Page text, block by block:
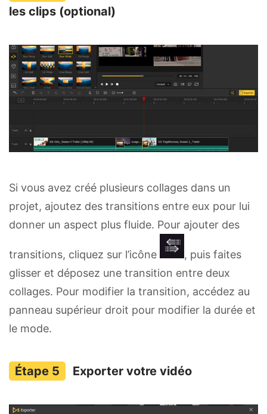
les clips (optional)
Si vous avez créé plusieurs collages dans un
projet, ajoutez des transitions entre eux pour lui
donner un aspect plus fluide. Pour ajouter des
transitions, cliquez sur l’icône
, puis faites
glisser et déposez une transition entre deux
collages. Pour modifier la transition, accédez au
panneau supérieur droit pour modifier la durée et
le mode.
Exporter votre vidéo